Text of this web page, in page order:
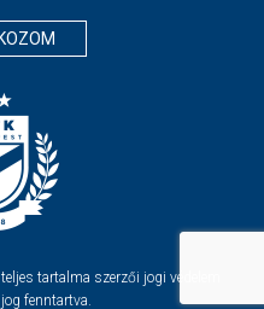
tartalma szerzői jogi védelem
fenntartva.